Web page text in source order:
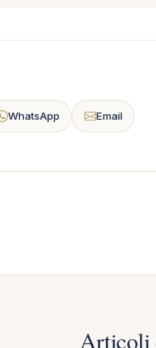
WhatsApp Email
Articoli